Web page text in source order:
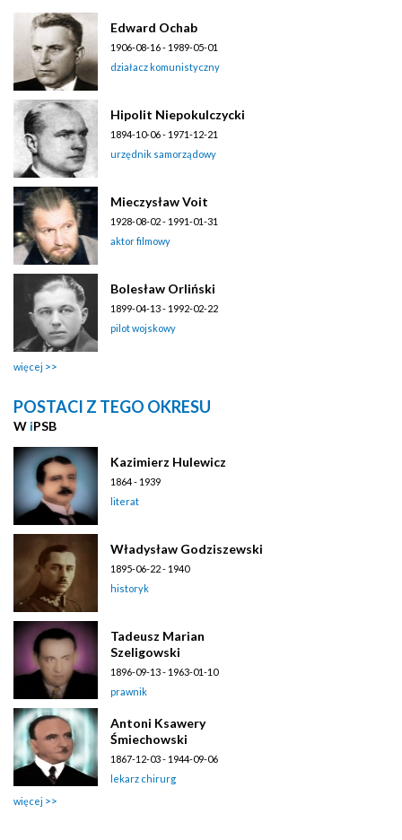
Edward Ochab
1906-08-16 - 1989-05-01
działacz komunistyczny
Hipolit Niepokulczycki
1894-10-06 - 1971-12-21
urzędnik samorządowy
Mieczysław Voit
1928-08-02 - 1991-01-31
aktor filmowy
Bolesław Orliński
1899-04-13 - 1992-02-22
pilot wojskowy
więcej
POSTACI Z TEGO OKRESU
W iPSB
Kazimierz Hulewicz
1864 - 1939
literat
Władysław Godziszewski
1895-06-22 - 1940
historyk
Tadeusz Marian
Szeligowski
1896-09-13 - 1963-01-10
prawnik
Antoni Ksawery
Śmiechowski
1867-12-03 - 1944-09-06
lekarz chirurg
więcej